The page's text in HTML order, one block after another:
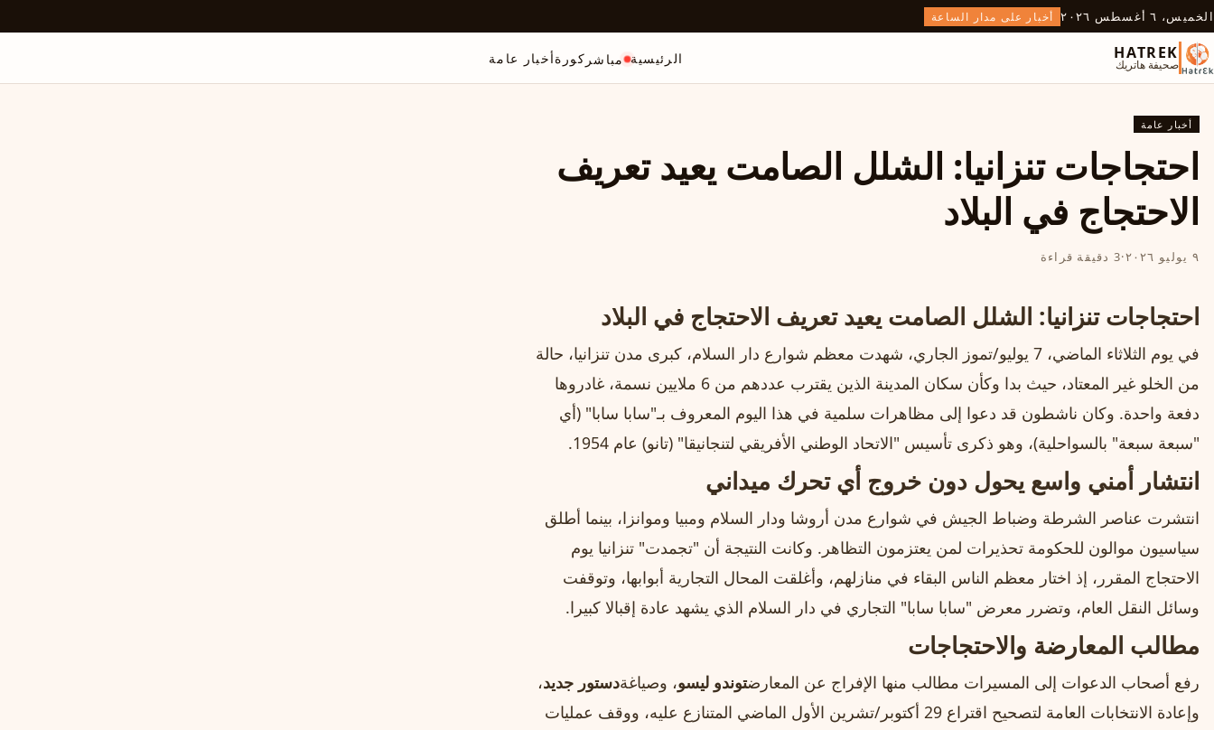
الخميس، ٦ أغسطس ٢٠٢٦ أخبار على مدار الساعة
HATREK
صحيفة هاتريك الرئيسية مباشر كورةأخبار عامة
أخبار عامة
احتجاجات تنزانيا: الشلل الصامت يعيد تعريف
الاحتجاج في البلاد
٩ يوليو ٢٠٢٦ ·3 دقيقة قراءة
احتجاجات تنزانيا: الشلل الصامت يعيد تعريف الاحتجاج في البلاد
في يوم الثلاثاء الماضي، 7 يوليو/تموز الجاري، شهدت معظم شوارع دار السلام، كبرى مدن تنزانيا، حالة
من الخلو غير المعتاد، حيث بدا وكأن سكان المدينة الذين يقترب عددهم من 6 ملايين نسمة، غادروها
دفعة واحدة. وكان ناشطون قد دعوا إلى مظاهرات سلمية في هذا اليوم المعروف بـ"سابا سابا" (أي
"سبعة سبعة" بالسواحلية)، وهو ذكرى تأسيس "الاتحاد الوطني الأفريقي لتنجانيقا" (تانو) عام 1954.
انتشار أمني واسع يحول دون خروج أي تحرك ميداني
انتشرت عناصر الشرطة وضباط الجيش في شوارع مدن أروشا ودار السلام ومبيا وموانزا، بينما أطلق
سياسيون موالون للحكومة تحذيرات لمن يعتزمون التظاهر. وكانت النتيجة أن "تجمدت" تنزانيا يوم
الاحتجاج المقرر، إذ اختار معظم الناس البقاء في منازلهم، وأغلقت المحال التجارية أبوابها، وتوقفت
وسائل النقل العام، وتضرر معرض "سابا سابا" التجاري في دار السلام الذي يشهد عادة إقبالا كبيرا.
مطالب المعارضة والاحتجاجات
رفع أصحاب الدعوات إلى المسيرات مطالب منها الإفراج عن المعارضتوندو ليسو، وصياغةدستور جديد،
وإعادة الانتخابات العامة لتصحيح اقتراع 29 أكتوبر/تشرين الأول الماضي المتنازع عليه، ووقف عمليات